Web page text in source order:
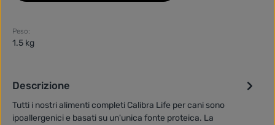
Peso:
1.5 kg
Descrizione
Tutti i nostri alimenti completi Calibra Life per cani sono
ipoallergenici e basati su un'unica fonte proteica. La